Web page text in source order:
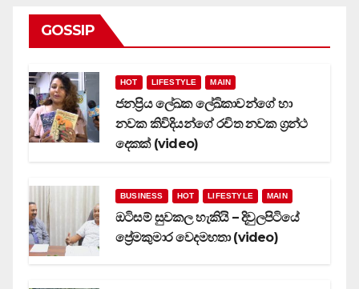
GOSSIP
HOT LIFESTYLE MAIN
ජනප්‍රිය ලේඛක ලේඛිකාවන්ගේ හා
නවක කිවිදියන්ගේ රචිත නවක ග්‍රන්ථ
දෙකක් (video)
BUSINESS HOT LIFESTYLE MAIN
ඔටිසම් සුවකල හැකියි – දිවුලපිටියේ
ප්‍රේමකුමාර වෙදමහතා (video)